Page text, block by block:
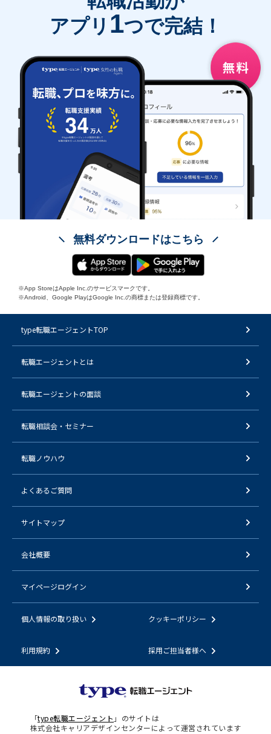
アプリ 1つで完結！
無料ダウンロードはこちら
※App StoreはApple Inc.のサービスマークです。
※Android、Google PlayはGoogle Inc.の商標または登録商標です。
type転職エージェントTOP
転職エージェントとは
転職エージェントの面談
転職相談会・セミナー
転職ノウハウ
よくあるご質問
サイトマップ
会社概要
マイページログイン
個人情報の取り扱い クッキーポリシー
利用規約 採用ご担当者様へ
「type転職エージェント 」のサイトは
株式会社キャリアデザインセンターによって運営されています